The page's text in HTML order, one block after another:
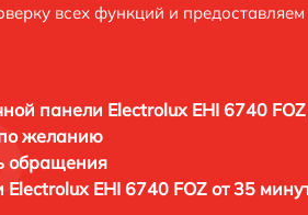
всех функций и предоставляем
панели Electrolux EHI 6740
желанию
обращения
EHI 6740 FOZ от 35